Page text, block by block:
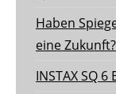
Haben
eine Zukunft?
INSTAX SQ